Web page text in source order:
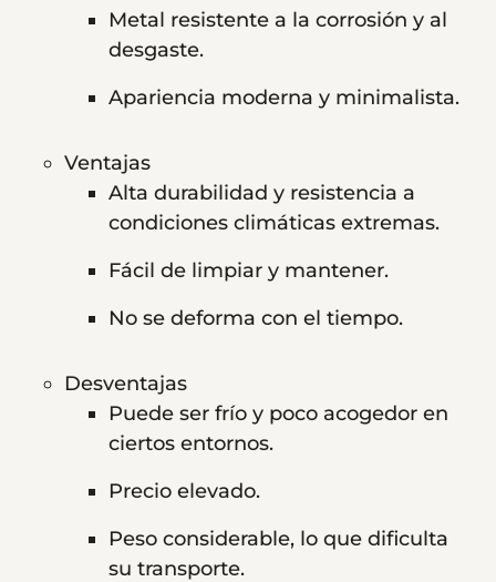
Metal resistente a la corrosión y al
desgaste.
Apariencia moderna y minimalista.
Ventajas
Alta durabilidad y resistencia a
condiciones climáticas extremas.
Fácil de limpiar y mantener.
No se deforma con el tiempo.
Desventajas
Puede ser frío y poco acogedor en
ciertos entornos.
Precio elevado.
Peso considerable, lo que dificulta
su transporte.